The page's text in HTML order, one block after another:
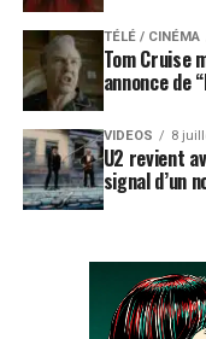
TÉLÉ / CINÉMA
Tom Cruise
annonce de
VIDEOS 8
U2 revient
signal d’un